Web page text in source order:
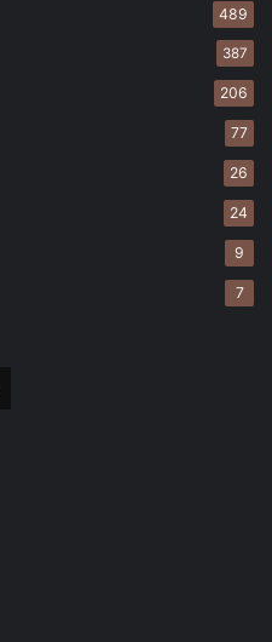
489
387
206
77
26
24
9
7